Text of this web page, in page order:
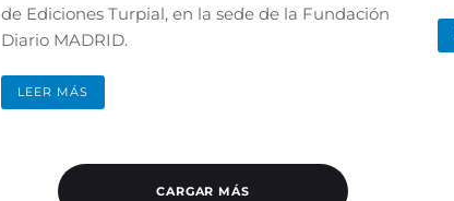
de Ediciones Turpial, en la sede de la Fundación
Diario MADRID.
LEER MÁS
CARGAR MÁS